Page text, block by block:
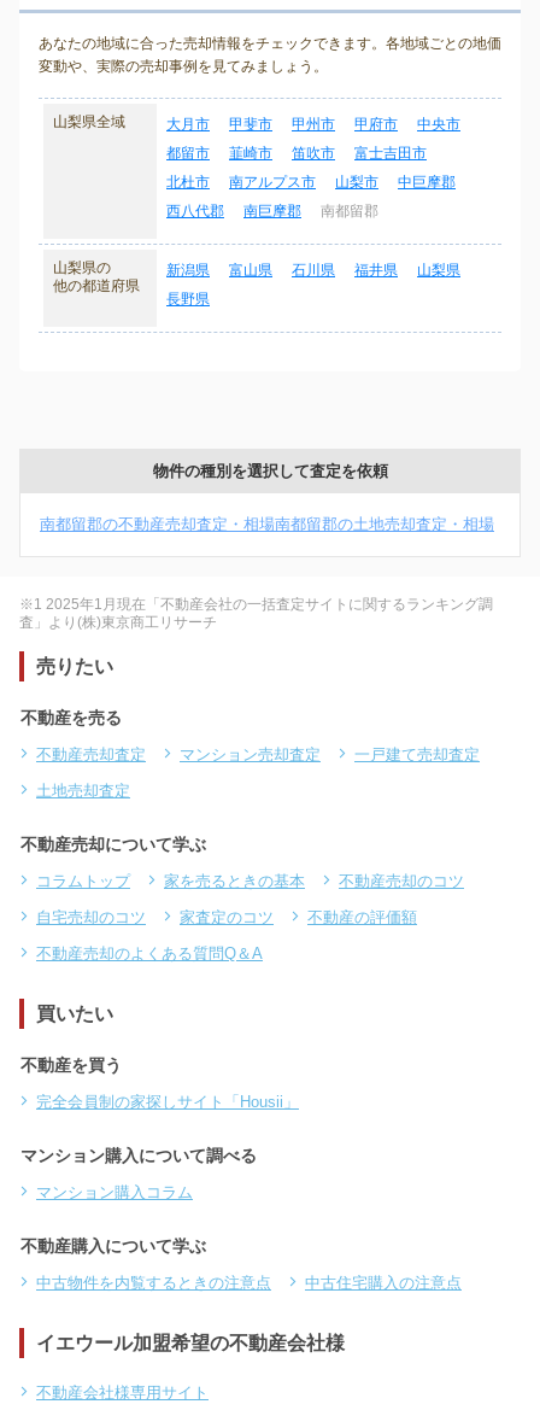
あなたの地域に合った売却情報をチェックできます。各地域ごとの地価
変動や、実際の売却事例を見てみましょう。
山梨県全域 大月市 甲斐市 甲州市 甲府市
中央市
都留市
韮崎市 笛吹市
富士吉田市
北杜市
南アルプス市 山梨市
中巨摩郡
西八代郡
南巨摩郡 南都留郡
山梨県の
他の都道府県
新潟県 富山県 石川県 福井県
山梨県
長野県
物件の種別を選択して査定を依頼
南都留郡の不動産売却査定・相場南都留郡の土地売却査定・相場
※1 2025年1月現在「不動産会社の一括査定サイトに関するランキング調
査」より(株)東京商工リサーチ
売りたい
不動産を売る
不動産売却査定 マンション売却査定
一戸建て売却査定
土地売却査定
不動産売却について学ぶ
コラムトップ 家を売るときの基本
不動産売却のコツ
自宅売却のコツ
家査定のコツ
不動産の評価額
不動産売却のよくある質問Q＆A
買いたい
不動産を買う
完全会員制の家探しサイト「Housii」
マンション購入について調べる
マンション購入コラム
不動産購入について学ぶ
中古物件を内覧するときの注意点 中古住宅購入の注意点
イエウール加盟希望の不動産会社様
不動産会社様専用サイト